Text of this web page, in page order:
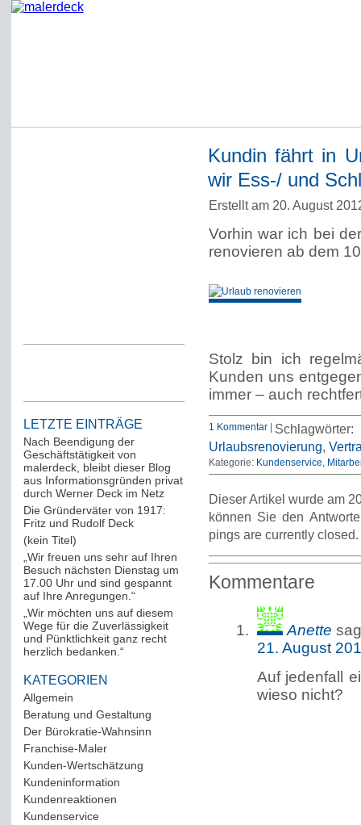
LETZTE EINTRÄGE
Nach Beendigung der
Geschäftstätigkeit von
malerdeck, bleibt dieser Blog
aus Informationsgründen privat
durch Werner Deck im Netz
Die Gründerväter von 1917:
Fritz und Rudolf Deck
(kein Titel)
„Wir freuen uns sehr auf Ihren
Besuch nächsten Dienstag um
17.00 Uhr und sind gespannt
auf Ihre Anregungen.“
„Wir möchten uns auf diesem
Wege für die Zuverlässigkeit
und Pünktlichkeit ganz recht
herzlich bedanken.“
KATEGORIEN
Allgemein
Beratung und Gestaltung
Der Bürokratie-Wahnsinn
Franchise-Maler(42)
Kunden-Wertschätzung
Kundeninformation
Kundenreaktionen
Kundenservice(178)
Kundin fährt in
wir Ess-/ und
Erstellt am 20. August
Vorhin war ich bei
renovieren ab dem
Stolz bin ich
Kunden uns
immer – auch
1 Kommentar|
Urlaubsrenovierung,
Kategorie: Kundenservice
Dieser Artikel wurde am
können Sie den
pings are currently closed.
Kommentare
Anette
21. August
Auf jedenfall
wieso nicht?